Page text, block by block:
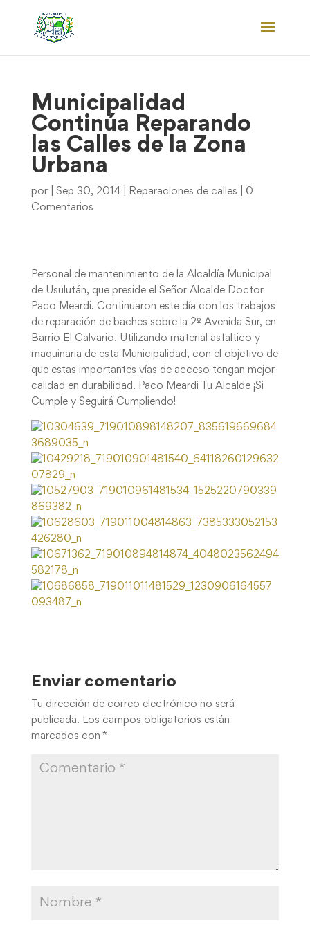
Municipalidad
Continúa Reparando
las Calles de la Zona
Urbana
por Sep 30, 2014| Reparaciones de calles
0
Comentarios
Personal de mantenimiento de la Alcaldía Municipal
de Usulután, que preside el Señor Alcalde Doctor
Paco Meardi. Continuaron este día con los trabajos
de reparación de baches sobre la 2º Avenida Sur, en
Barrio El Calvario. Utilizando material asfaltico y
maquinaria de esta Municipalidad, con el objetivo de
que estas importantes vías de acceso tengan mejor
calidad en durabilidad. Paco Meardi Tu Alcalde ¡Si
Cumple y Seguirá Cumpliendo!
Enviar comentario
Tu dirección de correo electrónico no será
publicada. Los campos obligatorios están
marcados con *